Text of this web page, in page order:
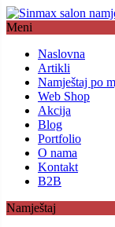
Meni
Naslovna
Artikli
Namještaj po
Web Shop
Akcija
Blog
Portfolio
O nama
Kontakt
B2B
Namještaj